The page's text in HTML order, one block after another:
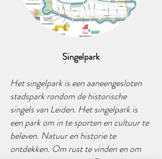
Singelpark
Het singelpark is een aaneengesloten
stadspark rondom de historische
singels van Leiden. Het singelpark is
een park om in te sporten en cultuur te
beleven. Natuur en historie te
ontdekken. Om rust te vinden en om